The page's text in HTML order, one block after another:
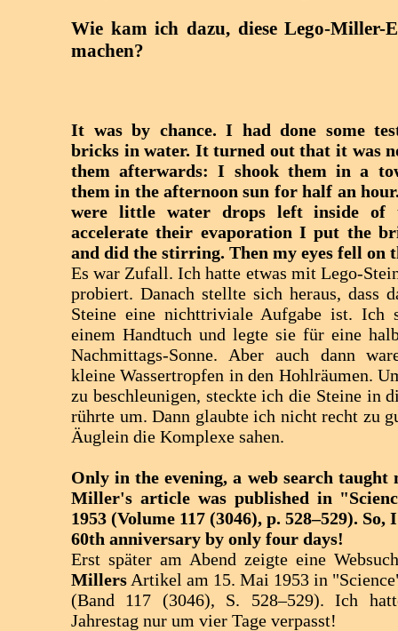
Wie kam ich dazu, diese Lego-Miller-
machen?
It was by chance. I had done some
bricks in water. It turned out that it was
them afterwards: I shook them in a
them in the afternoon sun for half an
were little water drops left inside of
accelerate their evaporation I put the
and did the stirring. Then my eyes fell on
Es war Zufall. Ich hatte etwas mit Lego-
probiert. Danach stellte sich heraus, dass
Steine eine nichttriviale Aufgabe ist. Ich
einem Handtuch und legte sie für eine
Nachmittags-Sonne. Aber auch dann
kleine Wassertropfen in den Hohlräumen.
zu beschleunigen, steckte ich die Steine in
rührte um. Dann glaubte ich nicht recht zu
Äuglein die Komplexe sahen.
Only in the evening, a web search taught
Miller's article was published in
1953 (Volume 117 (3046), p. 528–529). So,
60th anniversary by only four days!
Erst später am Abend zeigte eine
Millers Artikel am 15. Mai 1953 in
(Band 117 (3046), S. 528–529). Ich
Jahrestag nur um vier Tage verpasst!